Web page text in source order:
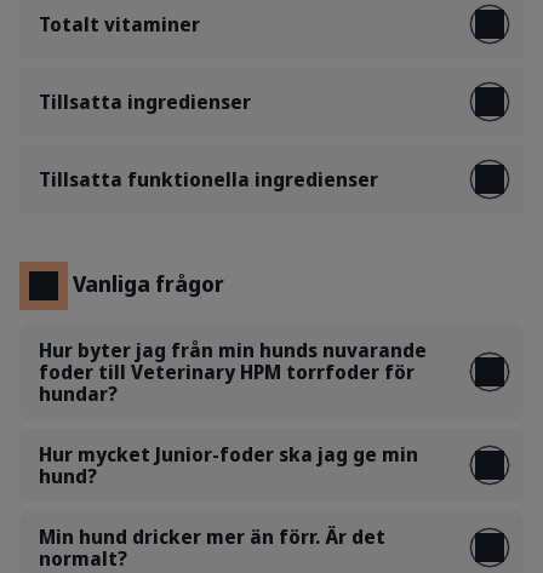
Totalt vitaminer
Tillsatta ingredienser
Tillsatta funktionella ingredienser
Vanliga frågor
Hur byter jag från min hunds nuvarande
foder till Veterinary HPM torrfoder för
hundar?
Hur mycket Junior-foder ska jag ge min
hund?
Min hund dricker mer än förr. Är det
normalt?